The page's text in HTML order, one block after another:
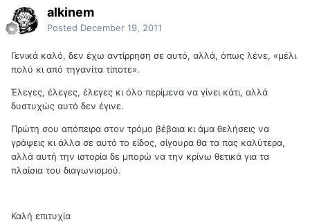
alkinem
Posted December 19, 2011
Γενικά καλό, δεν έχω αντίρρηση σε αυτό, αλλά, όπως λένε, «μέλι
πολύ κι από τηγανίτα τίποτε».
Έλεγες, έλεγες, έλεγες κι όλο περίμενα να γίνει κάτι, αλλά
δυστυχώς αυτό δεν έγινε.
Πρώτη σου απόπειρα στον τρόμο βέβαια κι άμα θελήσεις να
γράψεις κι άλλα σε αυτό το είδος, σίγουρα θα τα πας καλύτερα,
αλλά αυτή την ιστορία δε μπορώ να την κρίνω θετικά για τα
πλαίσια του διαγωνισμού.
Καλή επιτυχία